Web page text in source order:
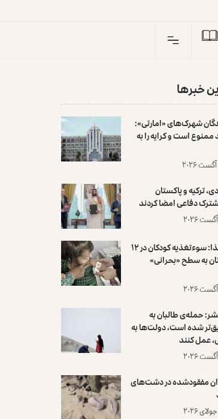
خبرها
شهرک‌های «امارتی»:
است و کرایه را به
ترکیه و پاکستان
دفاعی امضا کردند
برنامه جهانی غذا: سوءتغذیه کودکان در ۱۲
به سطح «بحرانی»
حمله‌ی طالبان به
شده است، دولت‌ها به
عمل کنند
۱۴ جوان مفقودشده در دشت‌های